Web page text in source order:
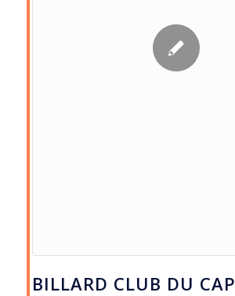
BILLARD CLUB DU CAP